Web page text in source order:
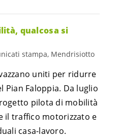
qualcosa si
stampa, Mendrisiotto
uniti per ridurre
Pian Faloppia. Da luglio
pilota di mobilità
il traffico motorizzato e
casa-lavoro.